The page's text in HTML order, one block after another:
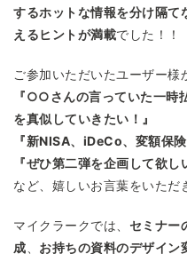
するホットな情報を分け隔て
えるヒントが満載でした！！
ご参加いただいたユーザー様
『○○さんの言っていた一時
を真似していきたい！』
『新NISA、iDeCo、変額保
『ぜひ第二弾を企画して欲し
など、嬉しいお言葉をいた
マイクラークでは、 セミナー
成
お持ちの資料のデザイン